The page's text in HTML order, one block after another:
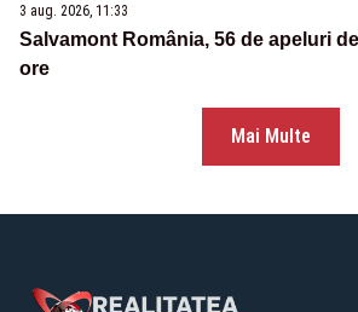
3 aug. 2026, 11:33
Salvamont România, 56 de apeluri
ore
Mai Multe